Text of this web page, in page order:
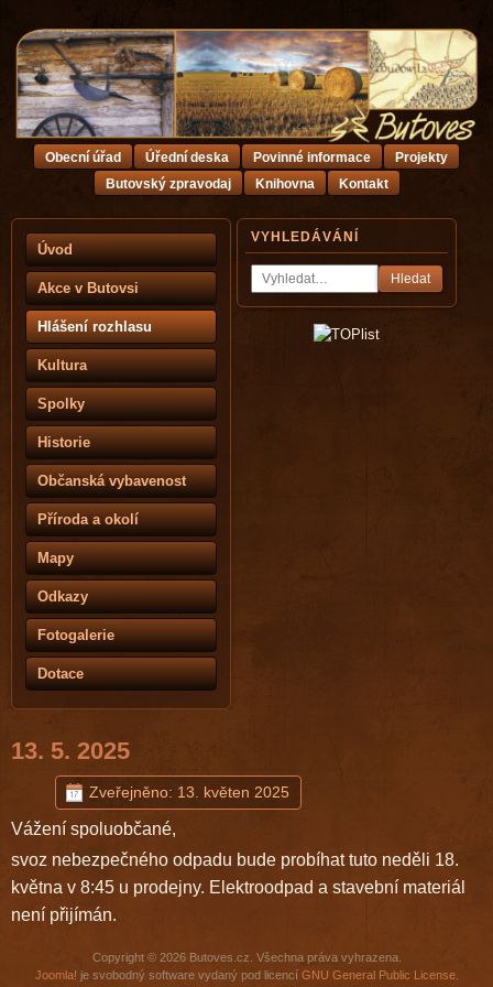
Úvod
Akce v Butovsi
Hlášení rozhlasu
Kultura
Spolky
Historie
Občanská vybavenost
Příroda a okolí
Mapy
Odkazy
Fotogalerie
Dotace
VYHLEDÁVÁNÍ
Hledat
Obecní úřad Úřední deska Povinné informace
Projekty
Butovský zpravodaj
Knihovna Kontakt
13. 5. 2025
Zveřejněno: 13. květen 2025
Vážení spoluobčané,
svoz nebezpečného odpadu bude probíhat tuto neděli 18.
května v 8:45 u prodejny. Elektroodpad a stavební materiál
není přijímán.
Copyright © 2026 Butoves.cz. Všechna práva vyhrazena.
Joomla! je svobodný software vydaný pod licencí GNU General Public License.